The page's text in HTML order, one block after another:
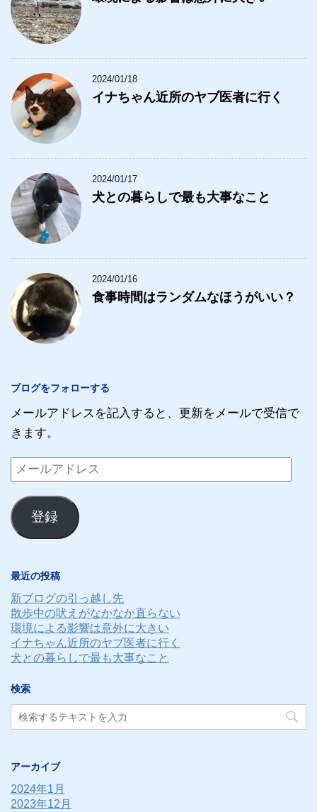
2024/01/18
イナちゃん近所のヤブ医者に行く
2024/01/17
犬との暮らしで最も大事なこと
2024/01/16
食事時間はランダムなほうがいい？
ブログをフォローする
メールアドレスを記入すると、更新をメールで受信で
きます。
メ
ー
ル
ア
ス
登録
最近の投稿
新ブログの引っ越し先
散歩中の吠えがなかなか直らない
環境による影響は意外に大きい
イナちゃん近所のヤブ医者に行く
犬との暮らしで最も大事なこと
検索
アーカイブ
2024年1月
2023年12月